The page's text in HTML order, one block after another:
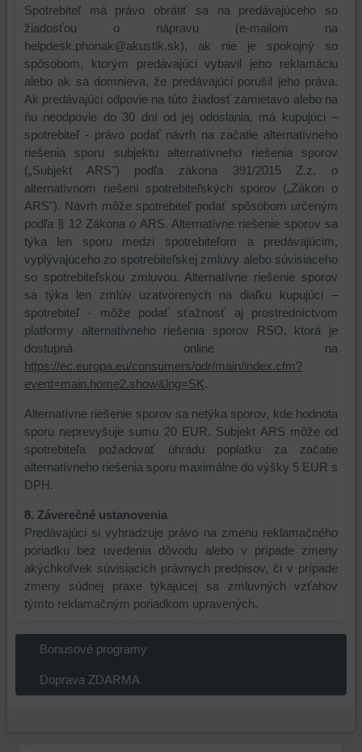
Spotrebiteľ má právo obrátiť sa na predávajúceho so
žiadosťou o nápravu (e-mailom na
helpdesk.phonak@akustik.sk), ak nie je spokojný so
spôsobom, ktorým predávajúci vybavil jeho reklamáciu
alebo ak sa domnieva, že predávajúci porušil jeho práva.
Ak predávajúci odpovie na túto žiadosť zamietavo alebo na
ňu neodpovie do 30 dní od jej odoslania, má kupujúci –
spotrebiteľ - právo podať návrh na začatie alternatívneho
riešenia sporu subjektu alternatívneho riešenia sporov
(„Subjekt ARS") podľa zákona 391/2015 Z.z. o
alternatívnom riešení spotrebiteľských sporov („Zákon o
ARS"). Návrh môže spotrebiteľ podať spôsobom určeným
podľa § 12 Zákona o ARS. Alternatívne riešenie sporov sa
týka len sporu medzi spotrebiteľom a predávajúcim,
vyplývajúceho zo spotrebiteľskej zmluvy alebo súvisiaceho
so spotrebiteľskou zmluvou. Alternatívne riešenie sporov
sa týka len zmlúv uzatvorených na diaľku kupujúci –
spotrebiteľ - môže podať sťažnosť aj prostredníctvom
platformy alternatívneho riešenia sporov RSO, ktorá je
dostupná online na
https://ec.europa.eu/consumers/odr/main/index.cfm?
event=main.home2.show&lng=SK.
Alternatívne riešenie sporov sa netýka sporov, kde hodnota
sporu neprevyšuje sumu 20 EUR. Subjekt ARS môže od
spotrebiteľa požadovať úhradu poplatku za začatie
alternatívneho riešenia sporu maximálne do výšky 5 EUR s
DPH.
8. Záverečné ustanovenia
Predávajúci si vyhradzuje právo na zmenu reklamačného
poriadku bez uvedenia dôvodu alebo v prípade zmeny
akýchkoľvek súvisiacich právnych predpisov, či v prípade
zmeny súdnej praxe týkajúcej sa zmluvných vzťahov
týmto reklamačným poriadkom upravených.
Bonusové programy
Doprava ZDARMA